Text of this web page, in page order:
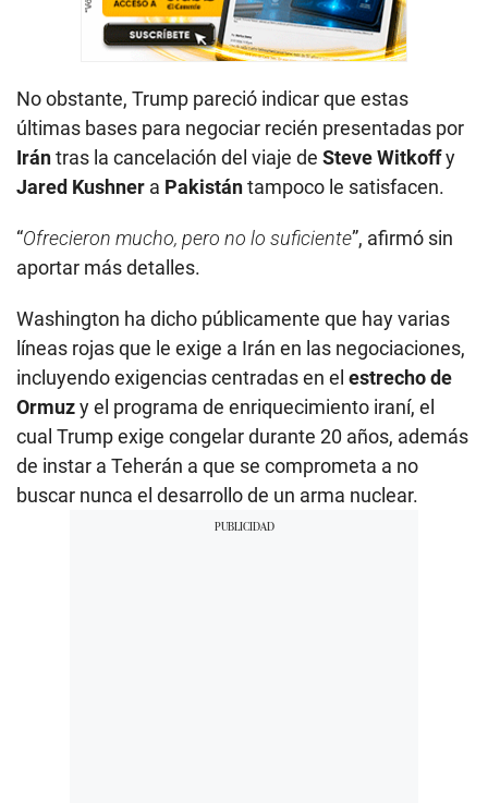
No obstante, Trump pareció indicar que estas
últimas bases para negociar recién presentadas por
Irántras la cancelación del viaje de Steve Witkoffy
Jared Kushner a Pakistántampoco le satisfacen.
“Ofrecieron mucho, pero no lo suficiente”, afirmó sin
aportar más detalles.
Washington ha dicho públicamente que hay varias
líneas rojas que le exige a Irán en las negociaciones,
incluyendo exigencias centradas en el estrecho de
Ormuzy el programa de enriquecimiento iraní, el
cual Trump exige congelar durante 20 años, además
de instar a Teherán a que se comprometa a no
buscar nunca el desarrollo de un arma nuclear.